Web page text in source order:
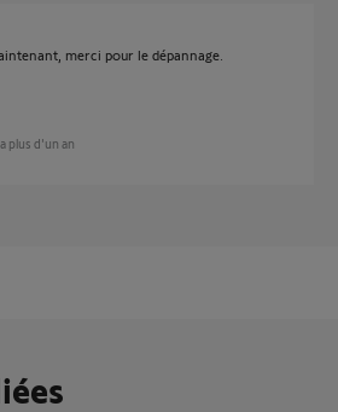
merci pour le dépannage.
a plus d'un an